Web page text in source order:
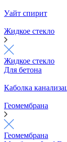
Уайт спирит
Жидкое стекло
Жидкое стекло
Для бетона
Каболка
Геомембрана
Геомембрана